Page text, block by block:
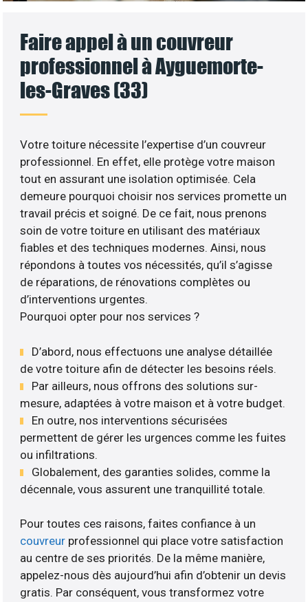
Faire appel à un couvreur
professionnel à Ayguemorte-
les-Graves (33)
Votre toiture nécessite l’expertise d’un couvreur
professionnel. En effet, elle protège votre maison
tout en assurant une isolation optimisée. Cela
demeure pourquoi choisir nos services promette un
travail précis et soigné. De ce fait, nous prenons
soin de votre toiture en utilisant des matériaux
fiables et des techniques modernes. Ainsi, nous
répondons à toutes vos nécessités, qu’il s’agisse
de réparations, de rénovations complètes ou
d’interventions urgentes.
Pourquoi opter pour nos services ?
D’abord, nous effectuons une analyse détaillée
de votre toiture afin de détecter les besoins réels.
Par ailleurs, nous offrons des solutions sur-
mesure, adaptées à votre maison et à votre budget.
En outre, nos interventions sécurisées
permettent de gérer les urgences comme les fuites
ou infiltrations.
Globalement, des garanties solides, comme la
décennale, vous assurent une tranquillité totale.
Pour toutes ces raisons, faites confiance à un
couvreur professionnel qui place votre satisfaction
au centre de ses priorités. De la même manière,
appelez-nous dès aujourd’hui afin d’obtenir un devis
gratis. Par conséquent, vous transformez votre